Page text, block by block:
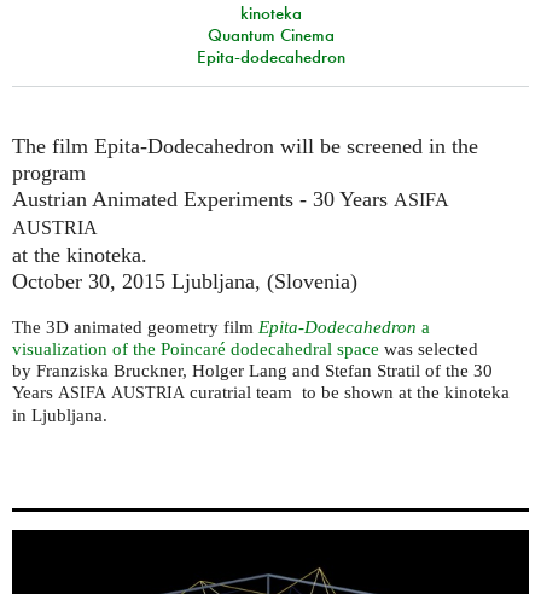
kinoteka
Quantum Cinema
Epita-dodecahedron
The film Epita-Dodecahedron will be screened in the
program
Austrian Animated Experiments - 30 Years ASIFA
AUSTRIA
at the kinoteka.
October 30, 2015 Ljubljana, (Slovenia)
The 3D animated geometry film Epita-Dodecahedron a
visualization of the Poincaré dodecahedral space was selected
by Franziska Bruckner, Holger Lang and Stefan Stratil of the 30
Years ASIFA AUSTRIA curatrial team to be shown at the kinoteka
in Ljubljana.